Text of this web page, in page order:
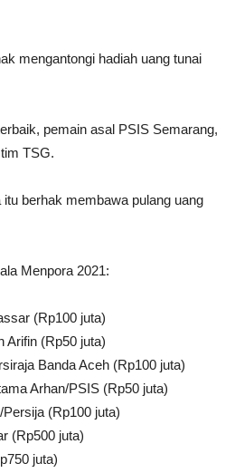
mengantongi hadiah uang tunai
pemain asal PSIS Semarang,
TSG.
berhak membawa pulang uang
Menpora 2021:
(Rp100 juta)
Arifin (Rp50 juta)
Banda Aceh (Rp100 juta)
Arhan/PSIS (Rp50 juta)
(Rp100 juta)
(Rp500 juta)
juta)